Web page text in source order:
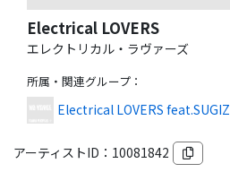
Electrical LOVERS
エレクトリカル・ラヴァーズ
所属・関連グループ ：
Electrical LOVERS
アーティストID： 10081842